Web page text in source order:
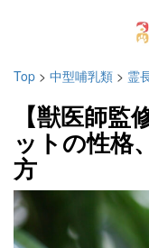
Top > 中型哺乳類 > 霊
【獣医師
ットの性格
方